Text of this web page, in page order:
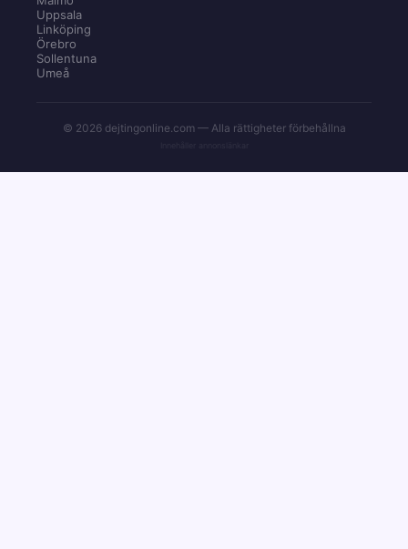
Uppsala
Linköping
Örebro
Sollentuna
Umeå
© 2026 dejtingonline.com — Alla rättigheter förbehållna